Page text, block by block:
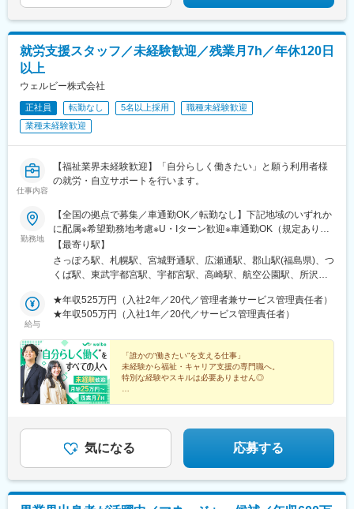
東海道)、香櫨園駅、中山寺駅、大久保駅(兵庫県)、舞子公園駅、
六甲駅、富雄駅、横川駅、小網町駅、吉塚駅、茶山駅(福岡県)、九
通り駅、代々木八幡駅、立場駅
就労支援スタッフ／未経験歓迎／残業月7h／年休120日
以上
ウェルビー株式会社
正社員 転勤なし 5名以上採用
職種未経験歓迎
業種未経験歓迎
仕事内容
【福祉業界未経験歓迎】「自分らしく働きたい」と願う利用者様
の就労・自立サポートを行います。
勤務地
【全国の拠点で募集／車通勤OK／転勤なし】下記地域のいずれか
に配属※希望勤務地考慮※U・Iターン歓迎※車通勤OK（規定あり）
■北海道・東北北海道、宮城、福島■関東茨城、栃木、群馬、埼
玉、千葉、東京、神奈川 ■中部新潟、富山、石川、長野、岐阜、
静岡、愛知■近畿三重、滋賀、京都、大阪、兵庫、奈良、和歌山 ■
熊本、大分、宮崎、鹿児島、沖縄＼新規開所予定センター／■R三
宮／神戸市中央区御幸通6-1-20■津駅前／津市栄町3-142-1■ウェ
本八幡／市川市南八幡4-15-15■三田駅前／三田市駅前町1-38■泉
佐野／大阪府泉佐野市上町3-3-18■佐賀／佐賀市駅前中央1-7-1■つ
くば／つくば市吾妻1-10-1■相模大野／相模原市南区相模大野3-
19-13■新横浜西口／横浜市神奈川区鶴屋町2-2-17■宮崎橘通／宮
崎市橘通東4-1-2※いずれも開所予定となります。◎受動喫煙対策
【最寄り駅】
さっぽろ駅、札幌駅、宮城野通駅、広瀬通駅、郡山駅(福島県)、つ
くば駅、東武宇都宮駅、宇都宮駅、高崎駅、航空公園駅、所沢
加駅、春日部駅、西船橋駅、松戸駅、京成千葉駅、千葉駅、本八
幡駅(総武線)、秋葉原駅、三鷹駅、北千住駅、町田駅、錦糸町駅、
駅、新横浜駅、本厚木駅、藤沢駅、溝の口駅、上大岡駅、戸塚
駅、横須賀中央駅、川崎駅、京急川崎駅、平塚駅、向ケ丘遊園
駅、橋本駅(神奈川県)、相模大野駅、横浜駅、新潟駅、電気ビル前
駅、北鉄金沢駅、松本駅、長野駅、名鉄岐阜駅、静岡駅、新浜松
駅、浜北駅、沼津駅、名鉄名古屋駅、名古屋駅、今池駅(愛知県)、
駅、四条駅(京都市営)、烏丸駅、京都河原町駅、西院駅(阪急線)、
桃山御陵前駅、烏丸御池駅、大阪阿部野橋駅、大阪駅、新大阪
駅、新王寺駅、和歌山市駅、岡山駅前駅、倉敷市駅、横川一丁目
給与
★年収525万円（入社2年／20代／管理者兼サービス管理責任者）
★年収505万円（入社1年／20代／サービス管理責任者）
「誰かの“働きたい”を支える仕事」
未経験から福祉・キャリア支援の専門職へ。
特別な経験やスキルは必要ありません◎
気になる 応募する